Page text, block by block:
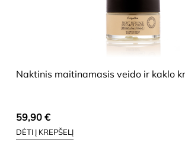
Naktinis maitinamasis veido ir kaklo
59,90 €
DĖTI Į KREPŠELĮ